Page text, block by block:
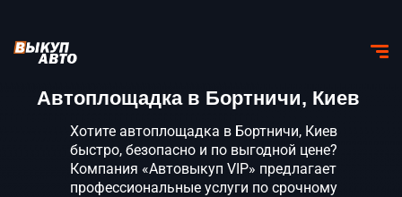
Автоплощадка в Бортничи, Киев
Хотите автоплощадка в Бортничи, Киев
быстро, безопасно и по выгодной цене?
Компания «Автовыкуп VIP» предлагает
профессиональные услуги по срочному